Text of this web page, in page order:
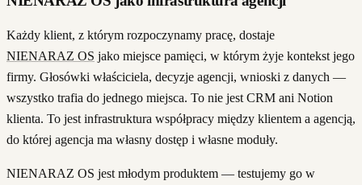
Każdy klient, z którym rozpoczynamy pracę, dostaje
NIENARAZ OS jako miejsce pamięci, w którym żyje kontekst jego
firmy. Głosówki właściciela, decyzje agencji, wnioski z danych —
wszystko trafia do jednego miejsca. To nie jest CRM ani Notion
klienta. To jest infrastruktura współpracy między klientem a agencją,
do której agencja ma własny dostęp i własne moduły.
NIENARAZ OS jest młodym produktem — testujemy go w